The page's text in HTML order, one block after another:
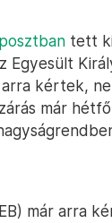
tett
Egyesült
kértek,
már
már arra